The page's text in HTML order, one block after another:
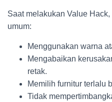
Saat melakukan Value
umum:
Menggunakan warna
Mengabaikan
retak.
Memilih furnitur terlalu
Tidak